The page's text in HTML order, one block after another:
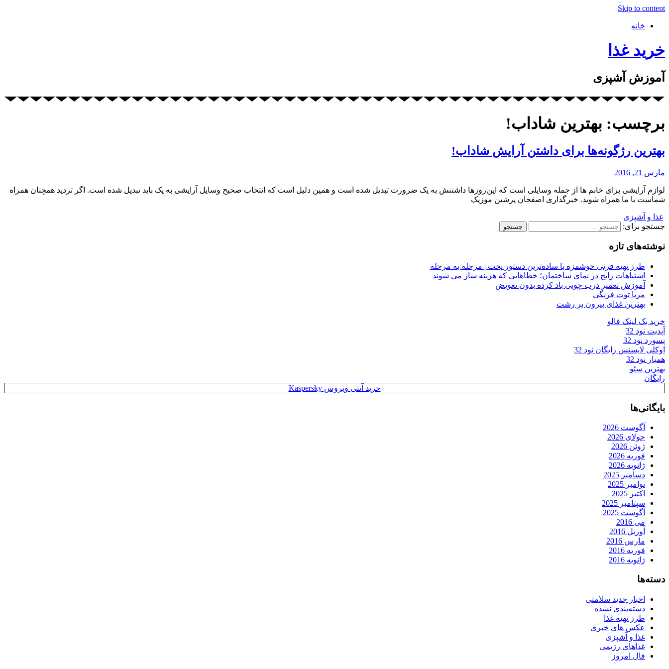
Skip to content
خانه
خرید غذا
آموزش آشپزی
برچسب: بهترین شاداب!
بهترین رژگونه‌ها برای داشتن آرایش شاداب!
مارس 21, 2016
لوازم آرایشی برای خانم ها از جمله وسایلی است که این روزها داشتنش به یک ضرورت تبدیل شده است و همین دلیل است که انتخاب صحیح وسایل آرایشی به یک باید تبدیل شده است. اگر تردید همچنان همراه
شماست با ما همراه شوید. خبرگذاری اصفحان پرشین موزیک
غذا و آشپزی
جستجو برای:
نوشته‌های تازه
طرز تهیه فرنی خوشمزه با ساده‌ترین دستور پخت | مرحله به مرحله
اشتباهات رایج در نمای ساختمان؛ خطاهایی که هزینه ساز می شوند
آموزش تعمیر درب چوبی باد کرده بدون تعویض
مربا توت فرنگی
بهترین غذای بیرون بر رشت
خرید بک لینک فالو
آپدیت نود 32
پسورد نود 32
اوکلی لایسنس رایگان نود 32
همیار نود 32
بهترین سئو
رایگان
خرید آنتی ویروس Kaspersky
بایگانی‌ها
آگوست 2026
جولای 2026
ژوئن 2026
فوریه 2026
ژانویه 2026
دسامبر 2025
نوامبر 2025
اکتبر 2025
سپتامبر 2025
آگوست 2025
می 2016
آوریل 2016
مارس 2016
فوریه 2016
ژانویه 2016
دسته‌ها
اخبار جدید سلامتی
دسته‌بندی نشده
طرز تهیه غذا
عکس های خبری
غذا و آشپزی
غذاهای رژیمی
فال امروز